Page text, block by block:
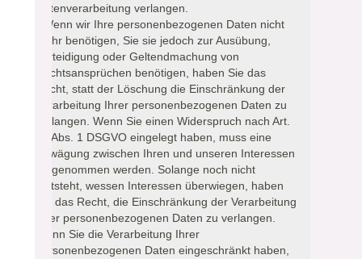
Datenverarbeitung verlangen.
- Wenn wir Ihre personenbezogenen Daten nicht
mehr benötigen, Sie sie jedoch zur Ausübung,
Verteidigung oder Geltendmachung von
Rechtsansprüchen benötigen, haben Sie das
Recht, statt der Löschung die Einschränkung der
Verarbeitung Ihrer personenbezogenen Daten zu
verlangen. Wenn Sie einen Widerspruch nach Art.
21 Abs. 1 DSGVO eingelegt haben, muss eine
Abwägung zwischen Ihren und unseren Interessen
vorgenommen werden. Solange noch nicht
feststeht, wessen Interessen überwiegen, haben
Sie das Recht, die Einschränkung der Verarbeitung
Ihrer personenbezogenen Daten zu verlangen.
Wenn Sie die Verarbeitung Ihrer
personenbezogenen Daten eingeschränkt haben,